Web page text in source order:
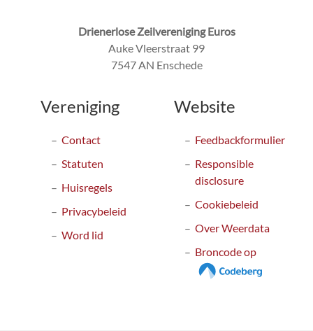
Drienerlose Zeilvereniging Euros
Auke Vleerstraat 99
7547 AN Enschede
Vereniging
Contact
Statuten
Huisregels
Privacybeleid
Word lid
Website
Feedbackformulier
Responsible
disclosure
Cookiebeleid
Over Weerdata
Broncode op